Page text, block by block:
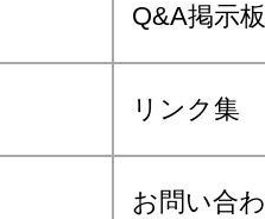
Q&A掲示板
リンク集
お問い合